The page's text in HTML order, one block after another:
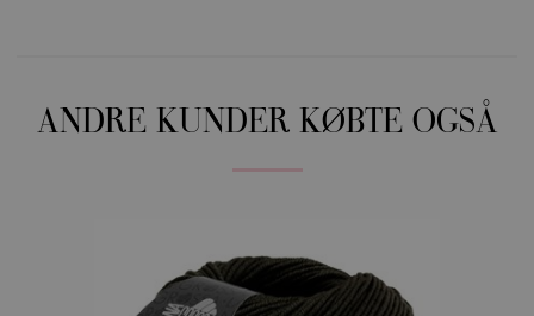
ANDRE KUNDER KØBTE OGSÅ